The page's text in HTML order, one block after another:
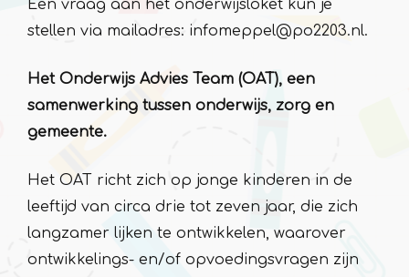
Een vraag aan het onderwijsloket kun je
stellen via mailadres: infomeppel@po2203.nl.
Het Onderwijs Advies Team (OAT), een
samenwerking tussen onderwijs, zorg en
gemeente.
Het OAT richt zich op jonge kinderen in de
leeftijd van circa drie tot zeven jaar, die zich
langzamer lijken te ontwikkelen, waarover
ontwikkelings- en/of opvoedingsvragen zijn